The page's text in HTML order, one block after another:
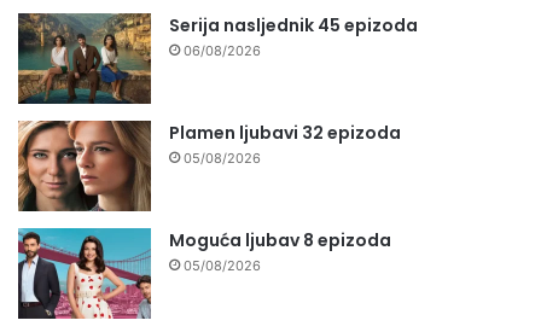
Serija nasljednik 45 epizoda
06/08/2026
Plamen ljubavi 32 epizoda
05/08/2026
Moguća ljubav 8 epizoda
05/08/2026